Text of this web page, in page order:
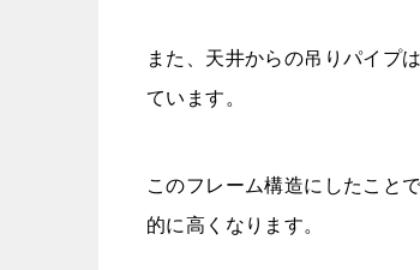
また、天井からの吊りパイプ
ています。
このフレーム構造にしたこと
的に高くなります。